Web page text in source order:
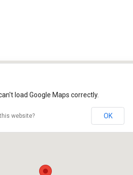
load Google Maps correctly.
website? OK